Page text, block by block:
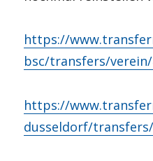
https://
bsc/transfers/
https://
dusseldorf/